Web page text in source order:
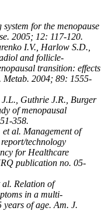
for the menopause
2005; 12: 117-120.
I.V., Harlow S.D.,
and follicle-
transition: effects
2004; 89: 1555-
Guthrie J.R., Burger
of menopausal
358.
al. Management of
technology
for Healthcare
publication no. 05-
al. Relation of
in a multi-
of age. Am. J.